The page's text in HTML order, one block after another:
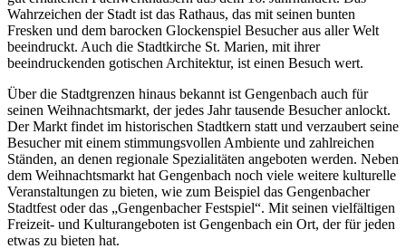
Wahrzeichen der Stadt ist das Rathaus, das mit seinen bunten
Fresken und dem barocken Glockenspiel Besucher aus aller Welt
beeindruckt. Auch die Stadtkirche St. Marien, mit ihrer
beeindruckenden gotischen Architektur, ist einen Besuch wert.
Über die Stadtgrenzen hinaus bekannt ist Gengenbach auch für
seinen Weihnachtsmarkt, der jedes Jahr tausende Besucher anlockt.
Der Markt findet im historischen Stadtkern statt und verzaubert seine
Besucher mit einem stimmungsvollen Ambiente und zahlreichen
Ständen, an denen regionale Spezialitäten angeboten werden. Neben
dem Weihnachtsmarkt hat Gengenbach noch viele weitere kulturelle
Veranstaltungen zu bieten, wie zum Beispiel das Gengenbacher
Stadtfest oder das „Gengenbacher Festspiel“. Mit seinen vielfältigen
Freizeit- und Kulturangeboten ist Gengenbach ein Ort, der für jeden
etwas zu bieten hat.